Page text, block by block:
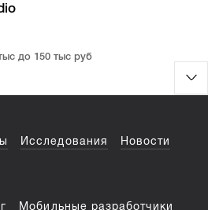
до 150 тыс руб
Исследования Новости
Мобильные разработчики